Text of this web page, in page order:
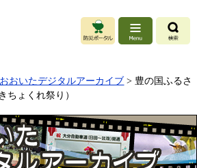
おおいたデジタルアーカイブ > 豊の国ふるさ
ちょくれ祭り）